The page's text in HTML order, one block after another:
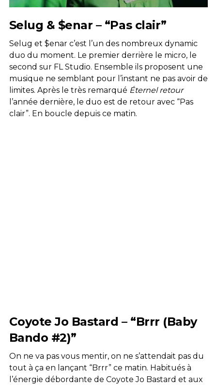
Selug & $enar – “Pas clair”
Selug et $enar c’est l’un des nombreux dynamic
duo du moment. Le premier derrière le micro, le
second sur FL Studio. Ensemble ils proposent une
musique ne semblant pour l’instant ne pas avoir de
limites. Après le très remarqué Éternel retour
l’année dernière, le duo est de retour avec “Pas
clair”. En boucle depuis ce matin.
Coyote Jo Bastard – “Brrr (Baby
Bando #2)”
On ne va pas vous mentir, on ne s’attendait pas du
tout à ça en lançant “Brrr” ce matin. Habitués à
l’énergie débordante de Coyote Jo Bastard et aux